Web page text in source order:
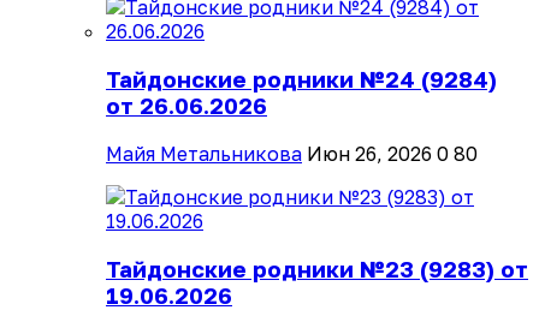
Тайдонские родники №24 (9284)
от 26.06.2026
Майя Метальникова Июн 26, 2026 0 80
Тайдонские родники №23 (9283) от
19.06.2026